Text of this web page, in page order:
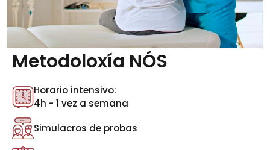
Metodoloxía NÓS
Horario intensivo:
4h - 1 vez a semana
Simulacros de probas